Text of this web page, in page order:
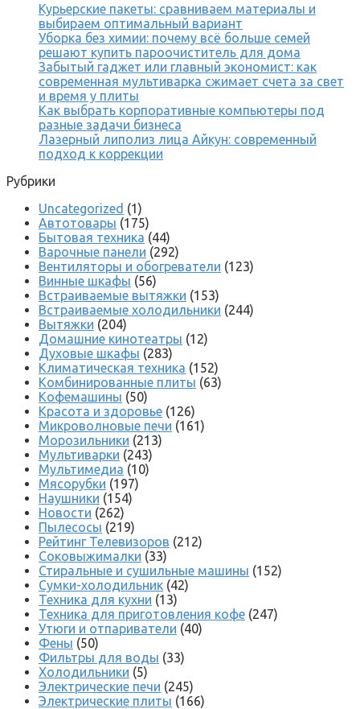
Курьерские пакеты: сравниваем материалы и
выбираем оптимальный вариант
Уборка без химии: почему всё больше семей
решают купить пароочиститель для дома
Забытый гаджет или главный экономист: как
современная мультиварка сжимает счета за свет
и время у плиты
Как выбрать корпоративные компьютеры под
разные задачи бизнеса
Лазерный липолиз лица Айкун: современный
подход к коррекции
Рубрики
Uncategorized (1)
Автотовары (175)
Бытовая техника (44)
Варочные панели (292)
Вентиляторы и обогреватели (123)
Винные шкафы (56)
Встраиваемые вытяжки (153)
Встраиваемые холодильники (244)
Вытяжки (204)
Домашние кинотеатры (12)
Духовые шкафы (283)
Климатическая техника (152)
Комбинированные плиты (63)
Кофемашины (50)
Красота и здоровье (126)
Микроволновые печи (161)
Морозильники (213)
Мультиварки (243)
Мультимедиа (10)
Мясорубки (197)
Наушники (154)
Новости (262)
Пылесосы (219)
Рейтинг Телевизоров (212)
Соковыжималки (33)
Стиральные и сушильные машины (152)
Сумки-холодильник (42)
Техника для кухни (13)
Техника для приготовления кофе (247)
Утюги и отпариватели (40)
Фены (50)
Фильтры для воды (33)
Холодильники (5)
Электрические печи (245)
Электрические плиты (166)